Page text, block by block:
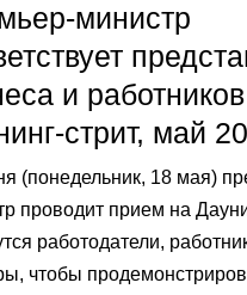
министр
и
стрит, май
(понедельник, 18 мая)
проводит прием на
работодатели,
чтобы